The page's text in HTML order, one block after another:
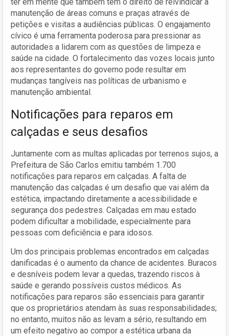
manutenção de áreas comuns e praças através de
petições e visitas a audiências públicas. O engajamento
cívico é uma ferramenta poderosa para pressionar as
autoridades a lidarem com as questões de limpeza e
saúde na cidade. O fortalecimento das vozes locais junto
aos representantes do governo pode resultar em
mudanças tangíveis nas políticas de urbanismo e
manutenção ambiental.
Notificações para reparos em
calçadas e seus desafios
Juntamente com as multas aplicadas por terrenos sujos, a
Prefeitura de São Carlos emitiu também 1.700
notificações para reparos em calçadas. A falta de
manutenção das calçadas é um desafio que vai além da
estética, impactando diretamente a acessibilidade e
segurança dos pedestres. Calçadas em mau estado
podem dificultar a mobilidade, especialmente para
pessoas com deficiência e para idosos.
Um dos principais problemas encontrados em calçadas
danificadas é o aumento da chance de acidentes. Buracos
e desníveis podem levar a quedas, trazendo riscos à
saúde e gerando possíveis custos médicos. As
notificações para reparos são essenciais para garantir
que os proprietários atendam às suas responsabilidades;
no entanto, muitos não as levam a sério, resultando em
um efeito negativo ao compor a estética urbana da